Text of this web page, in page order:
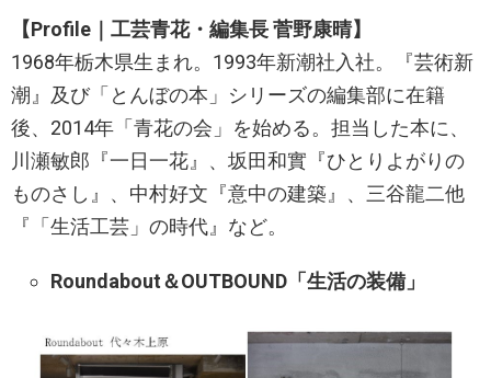
【Profile｜工芸青花・編集長 菅野康晴】
1968年栃木県生まれ。1993年新潮社入社。『芸術新
潮』及び「とんぼの本」シリーズの編集部に在籍
後、2014年「青花の会」を始める。担当した本に、
川瀬敏郎『一日一花』、坂田和實『ひとりよがりの
ものさし』、中村好文『意中の建築』、三谷龍二他
『「生活工芸」の時代』など。
Roundabout＆OUTBOUND「生活の装備」